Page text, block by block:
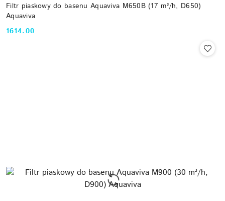
Filtr piaskowy do basenu Aquaviva M650B (17 m³/h, D650)
Aquaviva
Cena:
1614.00